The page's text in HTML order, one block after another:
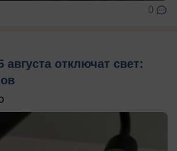
0
отключат свет: